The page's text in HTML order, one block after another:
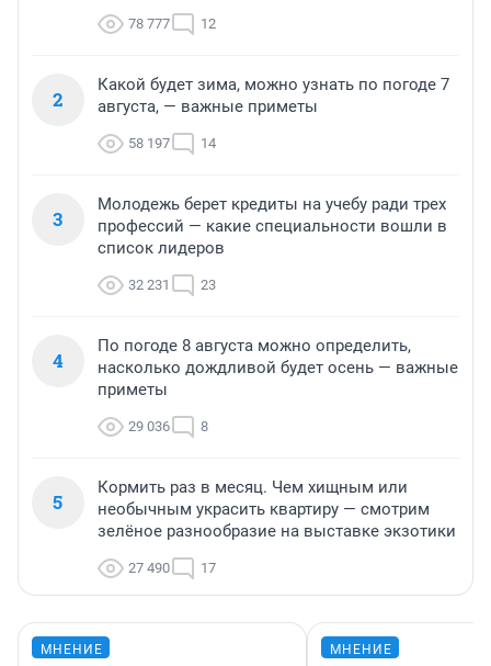
78 777 12
2
Какой будет зима, можно узнать по погоде 7
августа, — важные приметы
58 197 14
3
Молодежь берет кредиты на учебу ради трех
профессий — какие специальности вошли в
список лидеров
32 231 23
4
По погоде 8 августа можно определить,
насколько дождливой будет осень — важные
приметы
29 036 8
5
Кормить раз в месяц. Чем хищным или
необычным украсить квартиру — смотрим
зелёное разнообразие на выставке экзотики
27 490 17
МНЕНИЕ МНЕНИЕ